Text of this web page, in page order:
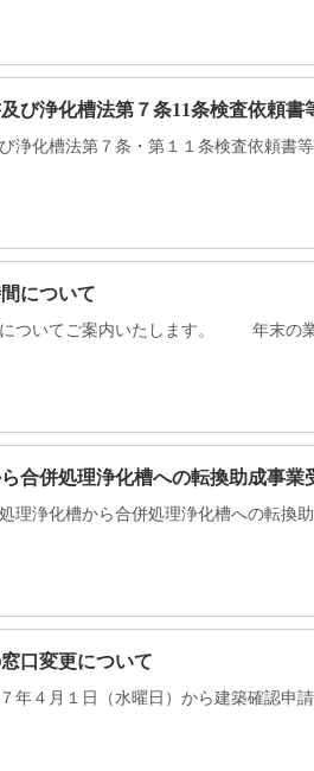
び浄化槽法第７条11条検査依頼書
浄化槽法第７条・第１１条検査依頼書
について
についてご案内いたします。 年末の
合併処理浄化槽への転換助成事業
浄化槽から合併処理浄化槽への転換
口変更について
年４月１日（水曜日）から建築確認申